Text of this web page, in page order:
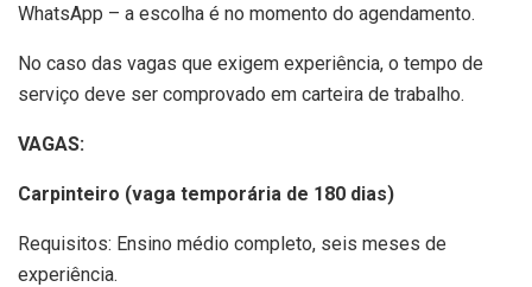
WhatsApp – a escolha é no momento do agendamento.
No caso das vagas que exigem experiência, o tempo de
serviço deve ser comprovado em carteira de trabalho.
VAGAS:
Carpinteiro (vaga temporária de 180 dias)
Requisitos: Ensino médio completo, seis meses de
experiência.